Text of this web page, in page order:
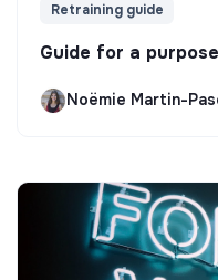
Retraining guide
Guide for a
Noëmie Martin-